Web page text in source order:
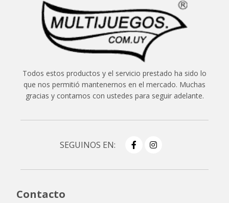
Todos estos productos y el servicio prestado ha sido lo
que nos permitió mantenernos en el mercado. Muchas
gracias y contamos con ustedes para seguir adelante.
SEGUINOS EN:
Contacto